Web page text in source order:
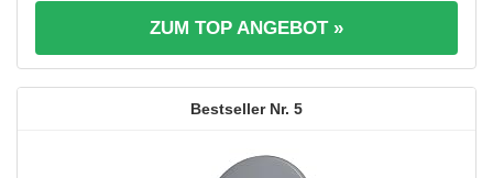
ZUM TOP ANGEBOT »
5